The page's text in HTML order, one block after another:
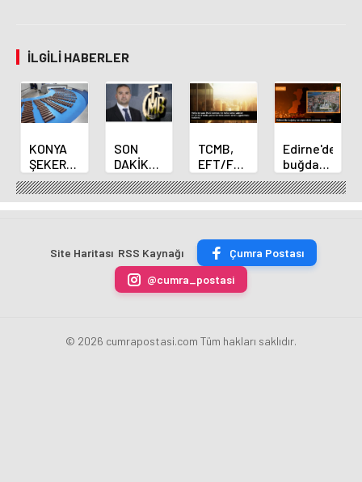
İLGILI HABERLER
KONYA
ŞEKER
YILLIK 7
BİN 500
TON
ÜRETİLECEK
SON
DAKİKA
HABERİ:
Yeni
Merkez
Fatih
Karahan
oldu
TCMB,
EFT/FAST
işlemleri
için
fazla
uygulamasını
kaldırdı
Edirne'de
buğday
ve arpa
ekim
sezonu
erdi
Site Haritası RSS Kaynağı
Çumra Postası
@cumra_postasi
© 2026 cumrapostasi.com Tüm hakları saklıdır.